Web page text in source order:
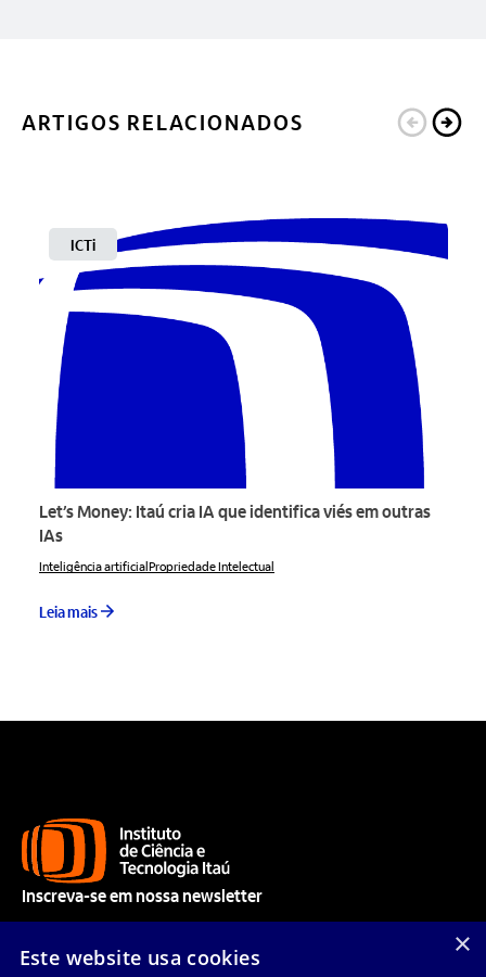
ARTIGOS RELACIONADOS
ICTi
Let’s Money: Itaú cria IA que identifica viés em outras
IAs
Inteligência artificialPropriedade Intelectual
Leia mais
Inscreva-se em nossa newsletter
×
Este website usa cookies